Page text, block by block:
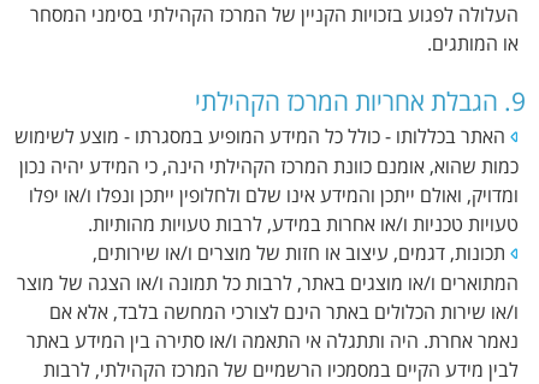
העלולה לפגוע בזכויות הקניין של המרכז הקהילתי בסימני המסחר
או המותגים.
9. הגבלת אחריות המרכז הקהילתי
האתר בכללותו - כולל כל המידע המופיע במסגרתו - מוצע לשימוש
כמות שהוא, אומנם כוונת המרכז הקהילתי הינה, כי המידע יהיה נכון
ומדויק, ואולם ייתכן והמידע אינו שלם ולחלופין ייתכן ונפלו ו/או יפלו
טעויות טכניות ו/או אחרות במידע, לרבות טעויות מהותיות.
תכונות, דגמים, עיצוב או חזות של מוצרים ו/או שירותים,
המתוארים ו/או מוצגים באתר, לרבות כל תמונה ו/או הצגה של מוצר
ו/או שירות הכלולים באתר הינם לצורכי המחשה בלבד, אלא אם
נאמר אחרת. היה ותתגלה אי התאמה ו/או סתירה בין המידע באתר
לבין מידע הקיים במסמכיו הרשמיים של המרכז הקהילתי, לרבות